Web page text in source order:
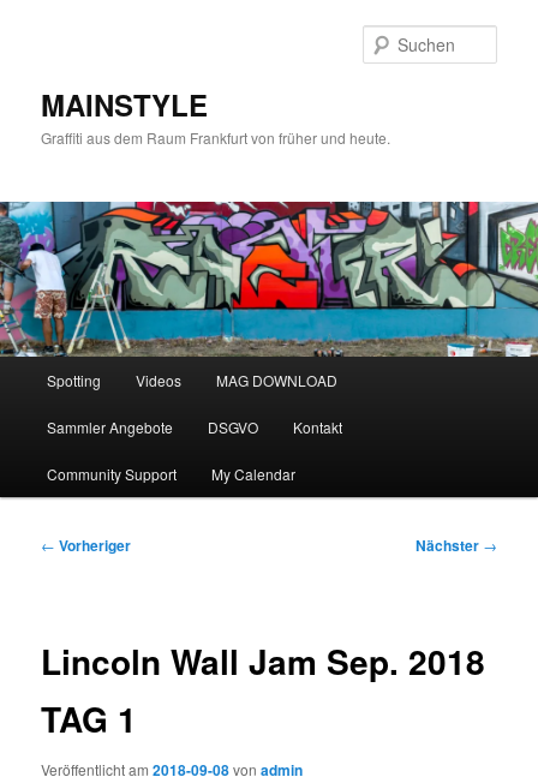
MAINSTYLE
Graffiti aus dem Raum Frankfurt von früher und heute.
Spotting Videos MAG DOWNLOAD
Sammler Angebote DSGVO Kontakt
Community Support My Calendar
Beitragsnavigation
← Vorheriger Nächster →
Lincoln Wall Jam Sep. 2018
TAG 1
Veröffentlicht am2018-09-08vonadmin